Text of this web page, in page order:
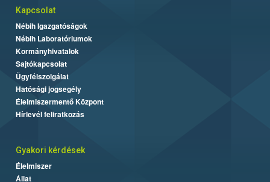
Kapcsolat
Nébih Igazgatóságok
Nébih Laboratóriumok
Kormányhivatalok
Sajtókapcsolat
Ügyfélszolgálat
Hatósági jogsegély
Élelmiszermentő Központ
Hírlevél feliratkozás
Gyakori kérdések
Élelmiszer
Állat